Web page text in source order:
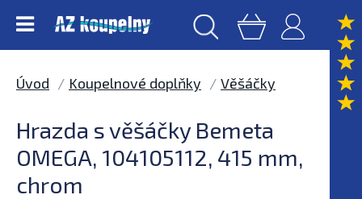
Úvod Koupelnové doplňky Věšáčky
Hrazda s věšáčky Bemeta
OMEGA, 104105112, 415 mm,
chrom